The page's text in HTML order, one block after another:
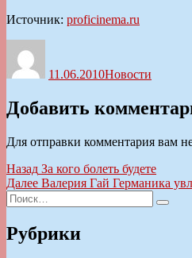
Источник: proficinema.ru
11.06.2010Новости
Добавить
Для отправки комментария вам
Навигация
по
записям
Назад Предыдущая
запись:
За кого болеть будете
Далее Следующая
Валерия Гай Германика
Искать:
Поиск
Рубрики